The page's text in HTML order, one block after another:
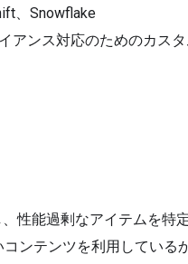
、Snowflake
アンス対応のためのカス
性能過剰なアイテムを特定
ンテンツを利用しているか